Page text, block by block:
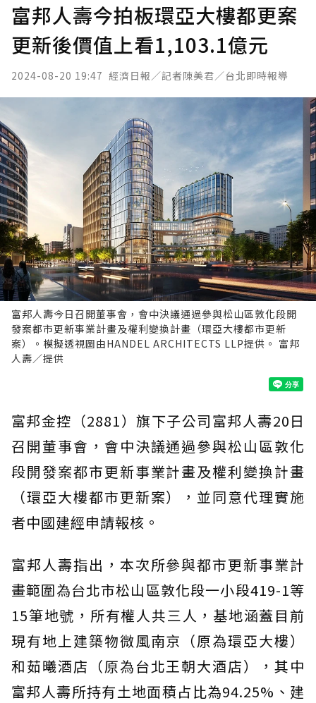
富邦人壽今拍板環亞大樓都更案
更新後價值上看1,103.1億元
2024-08-20 19:47 經濟日報／記者陳美君／台北即時報導
富邦人壽今日召開董事會，會中決議通過參與松山區敦化段開
發案都市更新事業計畫及權利變換計畫（環亞大樓都市更新
案）。模擬透視圖由HANDEL ARCHITECTS LLP提供。 富邦
人壽／提供
富邦金控（2881）旗下子公司富邦人壽20日
召開董事會，會中決議通過參與松山區敦化
段開發案都市更新事業計畫及權利變換計畫
（環亞大樓都市更新案），並同意代理實施
者中國建經申請報核。
富邦人壽指出，本次所參與都市更新事業計
畫範圍為台北市松山區敦化段一小段419-1等
15筆地號，所有權人共三人，基地涵蓋目前
現有地上建築物微風南京（原為環亞大樓）
和茹曦酒店（原為台北王朝大酒店），其中
富邦人壽所持有土地面積占比為94.25%、建